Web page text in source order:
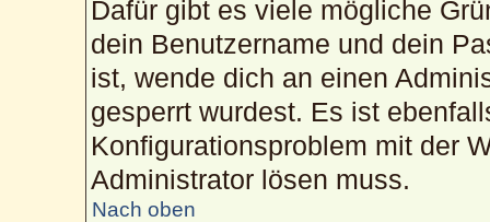
Dafür gibt es viele mögliche
dein Benutzername und dein
ist, wende dich an einen
gesperrt wurdest. Es ist
Konfigurationsproblem mit der
Administrator lösen muss.
Nach oben